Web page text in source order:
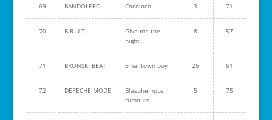
69 BANDOLERO Cocoloco 3 71
70 B.R.U.T.
Give me the
night
8 57
71 BRONSKI BEAT Smalltown boy 25 61
72 DEPECHE MODE
Blasphemous
rumours
5 75